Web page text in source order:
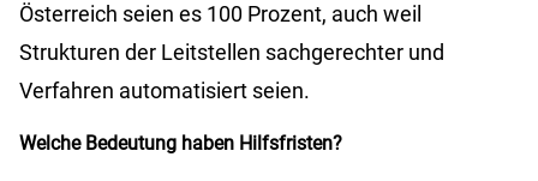
Österreich seien es 100 Prozent, auch weil
Strukturen der Leitstellen sachgerechter und
Verfahren automatisiert seien.
Welche Bedeutung haben Hilfsfristen?